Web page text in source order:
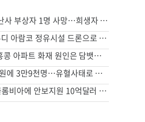
태국 학교 총기난사 부상자 1명 사망…희생자 8명으로 늘어
후티 반군 "사우디 아람코 정유시설 드론으로 타격"(종합)
"'168명 사망' 홍콩 아파트 화재 원인은 담뱃불"…조사결과 발표
[영상] 1만명 정원에 3만9천명…유혈사태로 번진 스리랑카 교도소 폭동
美, 우파 집권 콜롬비아에 안보지원 10억달러 제공키로